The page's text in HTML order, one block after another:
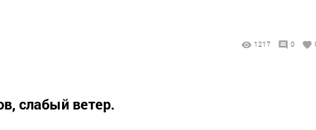
1217 0
слабый ветер.